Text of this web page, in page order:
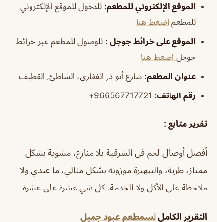
الموقع الإلكتروني للمطعم: للدخول للموقع الإلكتروني
للمطعم اضغط هنا
الموقع على خرائط جوجل : للوصول للمطعم عبر خرائط
جوجل اضغط هنا
عنوان المطعم: شارع أبو ذر الغفاري، الشاطئ, القطيف
رقم الهاتف:
تقرير متابع :
أفضل أوصال لحم في الشرقية بلا منازع، مشوية بشكل
ممتاز، طرية، والتبهيرة موزونة بشكل مثالي، ما عندي ولا
ملاحظة على الأكل ولا الخدمة، كل شي عشرة على عشرة
التقرير الكامللسمطعم عبود جميل